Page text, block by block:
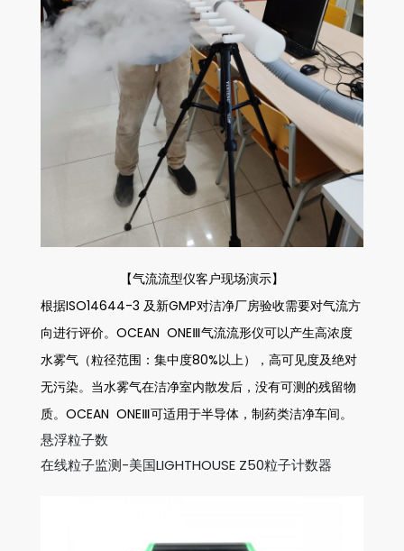
【气流流型仪客户现场演示】
根据ISO14644-3 及新GMP对洁净厂房验收需要对气流方
向进行评价。OCEAN ONEⅢ气流流形仪可以产生高浓度
水雾气（粒径范围：集中度80%以上），高可见度及绝对
无污染。当水雾气在洁净室内散发后，没有可测的残留物
质。OCEAN ONEⅢ可适用于半导体，制药类洁净车间。
悬浮粒子数
在线粒子监测-美国LIGHTHOUSE Z50粒子计数器